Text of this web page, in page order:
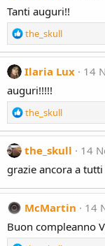
i
o
n
s
:
Tanti auguri!!
R
e
a
c
i
o
n
s
:
the_skull
Ilaria Lux
14
auguri!!!!!
R
e
a
c
i
o
s
:
the_skull
the_skull
14
grazie ancora a
McMartin
14
Buon compleanno